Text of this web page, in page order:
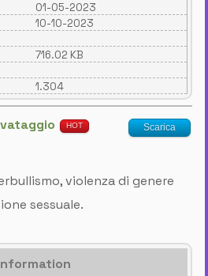
01-05-2023
10-10-2023
716.02 KB
1.304
HOT Scarica
violenza di genere
sessuale.